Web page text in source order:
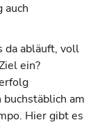
auch
da abläuft, voll
ein?
am
Hier gibt es